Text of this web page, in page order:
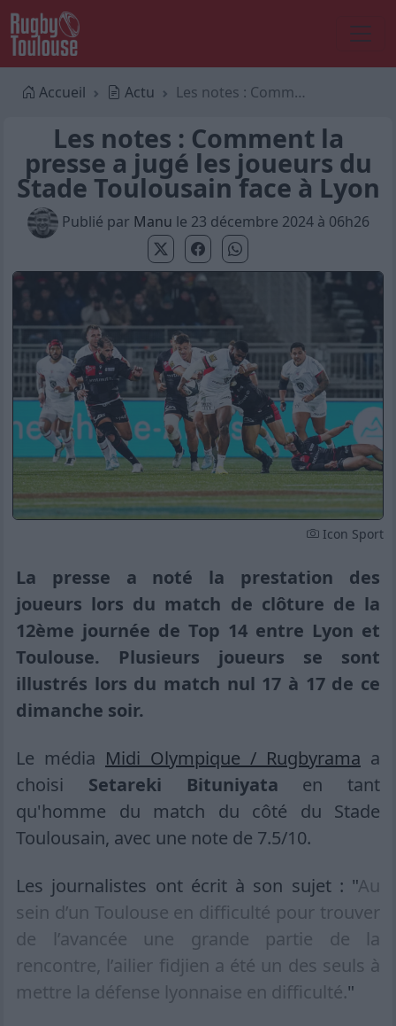
Accueil Actu Les notes : Comment la presse a jugé les joueurs du Stade Toulousain face à Lyon
Les notes : Comment la
presse a jugé les joueurs du
Stade Toulousain face à Lyon
Publié par Manu le 23 décembre 2024 à 06h26
Icon Sport
La presse a noté la prestation des
joueurs lors du match de clôture de la
12ème journée de Top 14 entre Lyon et
Toulouse. Plusieurs joueurs se sont
illustrés lors du match nul 17 à 17 de ce
dimanche soir.
Le média Midi Olympique / Rugbyrama a
choisi Setareki Bituniyata en tant
qu'homme du match du côté du Stade
Toulousain, avec une note de 7.5/10.
Les journalistes ont écrit à son sujet : "Au
sein d’un Toulouse en difficulté pour trouver
de l’avancée une grande partie de la
rencontre, l’ailier fidjien a été un des seuls à
mettre la défense lyonnaise en difficulté."